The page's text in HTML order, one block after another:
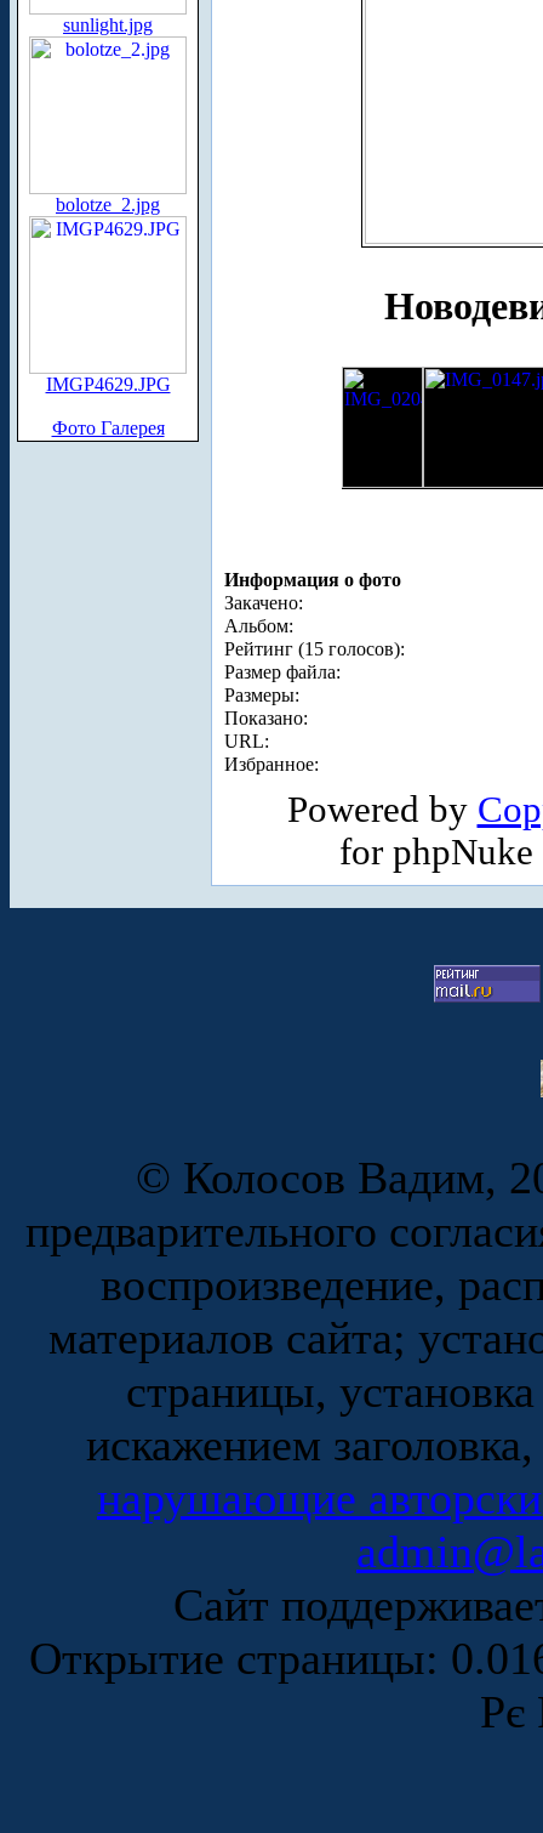
sunlight.jpg
bolotze_2.jpg
IMGP4629.JPG
Фото Галерея
Информация о фото
Закачено:
Альбом:
Рейтинг (15 голосов):
Размер файла:
Размеры:
Показано:
URL:
Избранное:
Powered by
for
© Колосов Вадим,
предварительного
воспроизведение,
материалов сайта;
страницы,
искажением
нарушающие
Сайт
Открытие страницы:
Рє